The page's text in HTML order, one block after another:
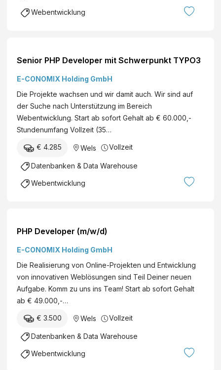
Webentwicklung
Senior PHP Developer mit Schwerpunkt TYPO3
E-CONOMIX Holding GmbH
Die Projekte wachsen und wir damit auch. Wir sind auf
der Suche nach Unterstützung im Bereich
Webentwicklung. Start ab sofort Gehalt ab € 60.000,-
Stundenumfang Vollzeit (35…
€ 4.285 Wels Vollzeit
Datenbanken & Data Warehouse
Webentwicklung
PHP Developer (m/w/d)
E-CONOMIX Holding GmbH
Die Realisierung von Online-Projekten und Entwicklung
von innovativen Weblösungen sind Teil Deiner neuen
Aufgabe. Komm zu uns ins Team! Start ab sofort Gehalt
ab € 49.000,-…
€ 3.500 Wels Vollzeit
Datenbanken & Data Warehouse
Webentwicklung